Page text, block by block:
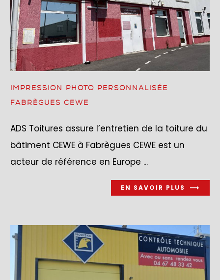
IMPRESSION PHOTO PERSONNALISÉE
FABRÈGUES CEWE
ADS Toitures assure l’entretien de la toiture du
bâtiment CEWE à Fabrègues CEWE est un
acteur de référence en Europe ...
EN SAVOIR PLUS